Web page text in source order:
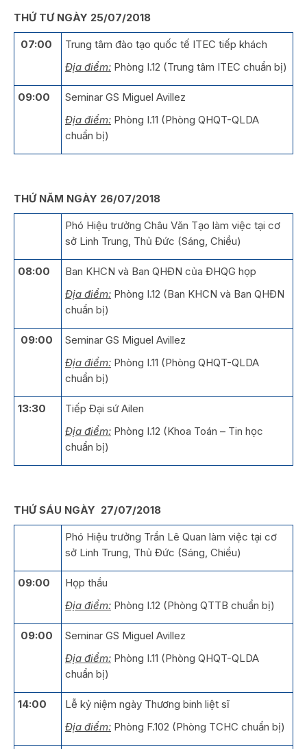
THỨ TƯ NGÀY 25/07/2018
07:00
Trung tâm đào tạo quốc tế ITEC tiếp khách
Địa điểm: Phòng I.12 (Trung tâm ITEC chuẩn bị)
09:00
Seminar GS Miguel Avillez
Địa điểm: Phòng I.11 (Phòng QHQT-QLDA
chuẩn bị)
THỨ NĂM NGÀY 26/07/2018
Phó Hiệu trưởng Châu Văn Tạo làm việc tại cơ
sở Linh Trung, Thủ Đức (Sáng, Chiều)
08:00
Ban KHCN và Ban QHĐN của ĐHQG họp
Địa điểm: Phòng I.12 (Ban KHCN và Ban QHĐN
chuẩn bị)
09:00
Seminar GS Miguel Avillez
Địa điểm: Phòng I.11 (Phòng QHQT-QLDA
chuẩn bị)
13:30
Tiếp Đại sứ Ailen
Địa điểm: Phòng I.12 (Khoa Toán – Tin học
chuẩn bị)
THỨ SÁU NGÀY 27/07/2018
Phó Hiệu trưởng Trần Lê Quan làm việc tại cơ
sở Linh Trung, Thủ Đức (Sáng, Chiều)
09:00
Họp thầu
Địa điểm: Phòng I.12 (Phòng QTTB chuẩn bị)
09:00
Seminar GS Miguel Avillez
Địa điểm: Phòng I.11 (Phòng QHQT-QLDA
chuẩn bị)
14:00
Lễ kỷ niệm ngày Thương binh liệt sĩ
Địa điểm: Phòng F.102 (Phòng TCHC chuẩn bị)